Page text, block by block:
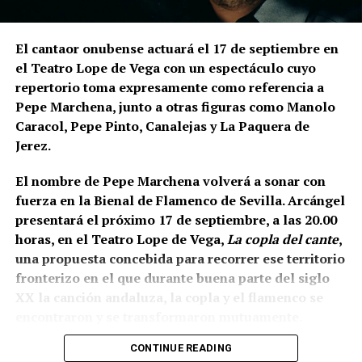
expresamente el desnivel del cerro de La Mota.
parte superior levantaron la muralla y, en una
posición inferior, unaestructura ataludada que
inicialmente servía como refuerzo o contrafuerte y
que posteriormente adquirió función de antemuro o
barbacana.Entre ambas estructuras se fueron
colocando rellenos de tierra separados por
tongadas de cal hasta conformar la liza,
documentada a una cota de 133,48 metros sobre el
nivel del mar.
El cantaor onubense actuará el 17 de septiembre en
el Teatro Lope de Vega con un espectáculo cuyo
repertorio toma expresamente como referencia a
Pepe Marchena, junto a otras figuras como Manolo
Caracol, Pepe Pinto, Canalejas y La Paquera de
Jerez.
El nombre de Pepe Marchena volverá a sonar con
fuerza en la Bienal de Flamenco de Sevilla. Arcángel
presentará el próximo 17 de septiembre, a las 20.00
horas, en el Teatro Lope de Vega,La copla del cante,
una propuesta concebida para recorrer ese territorio
fronterizo en el que durante buena parte del siglo
XX la canción andaluza, la copla y el flamenco se
La propia organización ha definido el espectáculo
CONTINUE READING